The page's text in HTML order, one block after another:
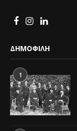
ΔΗΜΟΦΙΛΗ
1